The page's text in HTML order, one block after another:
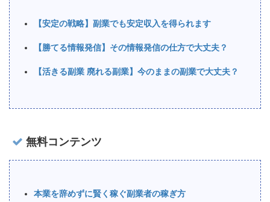
【安定の戦略】副業でも安定収入を得られます
【勝てる情報発信】その情報発信の仕方で大丈夫？
【活きる副業 廃れる副業】今のままの副業で大丈夫？
無料コンテンツ
本業を辞めずに賢く稼ぐ副業者の稼ぎ方